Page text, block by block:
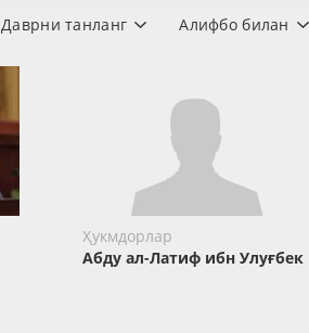
Алифбо билан
Даврни танланг
Ҳукмдорлар
Абду ал-Латиф ибн Улуғбек